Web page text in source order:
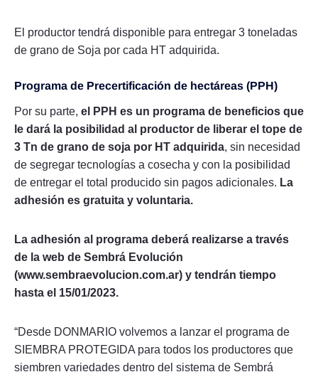
El productor tendrá disponible para entregar 3 toneladas
de grano de Soja por cada HT adquirida.
Programa de Precertificación de hectáreas (PPH)
Por su parte, el PPH es un programa de beneficios que
le dará la posibilidad al productor de liberar el tope de
3 Tn de grano de soja por HT adquirida, sin necesidad
de segregar tecnologías a cosecha y con la posibilidad
de entregar el total producido sin pagos adicionales. La
adhesión es gratuita y voluntaria.
La adhesión al programa deberá realizarse a través
de la web de Sembrá Evolución
(www.sembraevolucion.com.ar) y tendrán tiempo
hasta el 15/01/2023.
“Desde DONMARIO volvemos a lanzar el programa de
SIEMBRA PROTEGIDA para todos los productores que
siembren variedades dentro del sistema de Sembrá